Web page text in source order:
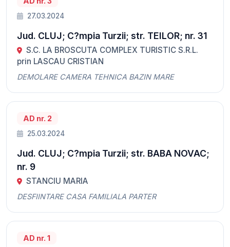
27.03.2024
Jud. CLUJ; C?mpia Turzii; str. TEILOR; nr. 31
S.C. LA BROSCUTA COMPLEX TURISTIC S.R.L.
prin LASCAU CRISTIAN
DEMOLARE CAMERA TEHNICA BAZIN MARE
AD nr. 2
25.03.2024
Jud. CLUJ; C?mpia Turzii; str. BABA NOVAC;
nr. 9
STANCIU MARIA
DESFIINTARE CASA FAMILIALA PARTER
AD nr. 1